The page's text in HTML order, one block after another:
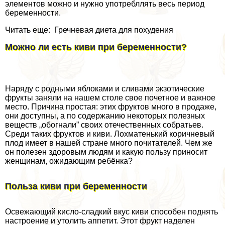
элементов можно и нужно употрeбллять весь период
беременности.
Читать еще: Гречневая диета для похудения
Можно ли есть киви при беременности?
Наряду с родными яблоками и сливами экзотические
фрукты заняли на нашем столе свое почетное и важное
место. Причина простая: этих фруктов много в продаже,
они доступны, а по содержанию некоторых полезных
веществ „обогнали” своих отечественных собратьев.
Среди таких фруктов и киви. Лохматенький коричневый
плод имеет в нашей стране много почитателей. Чем же
он полезен здоровым людям и какую пользу приносит
женщинам, ожидающим ребёнка?
Польза киви при беременности
Освежающий кисло-сладкий вкус киви способен поднять
настроение и утолить аппетит. Этот фрукт наделен